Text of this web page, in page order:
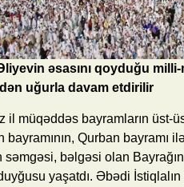
əsasını qoyduğu
uğurla davam etdirilir
il müqəddəs bayramların üst-
bayramının, Qurban
bəlgəsi olan
yaşatdı. Əbədi